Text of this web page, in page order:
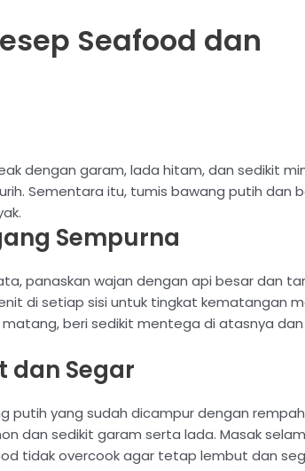
Seafood dan
dengan garam, lada hitam, dan sedikit
Sementara itu, tumis bawang putih dan
Sempurna
panaskan wajan dengan api besar dan
di setiap sisi untuk tingkat kematangan
beri sedikit mentega di atasnya dan
dan Segar
putih yang sudah dicampur dengan
dan sedikit garam serta lada. Masak
tidak overcook agar tetap lembut dan